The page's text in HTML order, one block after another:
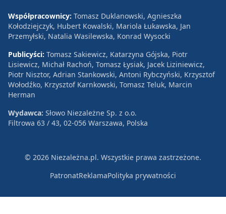
Współpracownicy: Tomasz Duklanowski, Agnieszka
Kołodziejczyk, Hubert Kowalski, Mariola Łukawska, Jan
Przemyłski, Natalia Wasilewska, Konrad Wysocki
Publicyści: Tomasz Sakiewicz, Katarzyna Gójska, Piotr
Lisiewicz, Michał Rachoń, Tomasz Łysiak, Jacek Liziniewicz,
Piotr Nisztor, Adrian Stankowski, Antoni Rybczyński, Krzysztof
Wołodźko, Krzysztof Karnkowski, Tomasz Teluk, Marcin
Herman
Wydawca: Słowo Niezależne Sp. z o.o.
Filtrowa 63 / 43, 02-056 Warszawa, Polska
© 2026 Niezależna.pl. Wszystkie prawa zastrzeżone.
PatronatReklamaPolityka prywatności